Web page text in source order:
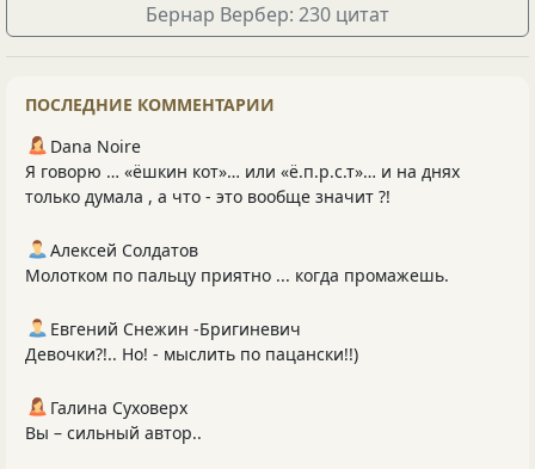
Бернар Вербер: 230 цитат
ПОСЛЕДНИЕ КОММЕНТАРИИ
Dana Noire
Я говорю … «ёшкин кот»… или «ё.п.р.с.т»… и на днях
только думала , а что - это вообще значит ?!
Алексей Солдатов
Молотком по пальцу приятно ... когда промажешь.
Евгений Снежин -Бригиневич
Девочки?!.. Но! - мыслить по пацански!!)
Галина Суховерх
Вы – сильный автор..